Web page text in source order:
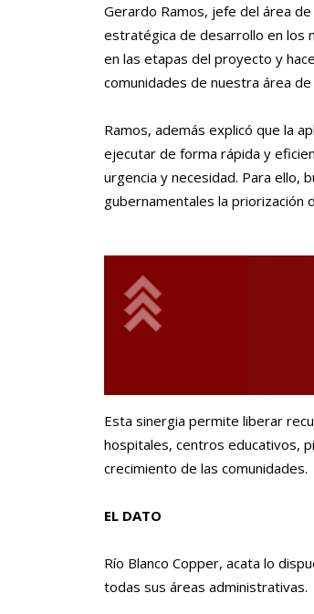
Gerardo Ramos, jefe del área de
estratégica de desarrollo en los
en las etapas del proyecto y
comunidades de nuestra área
Ramos, además explicó que la
ejecutar de forma rápida y
urgencia y necesidad. Para ello,
gubernamentales la priorización
Esta sinergia permite liberar
hospitales, centros educativos,
crecimiento de las comunidades.
EL DATO
Río Blanco Copper, acata lo
todas sus áreas administrativas.